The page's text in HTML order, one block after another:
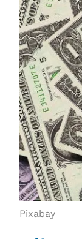
Pixabay